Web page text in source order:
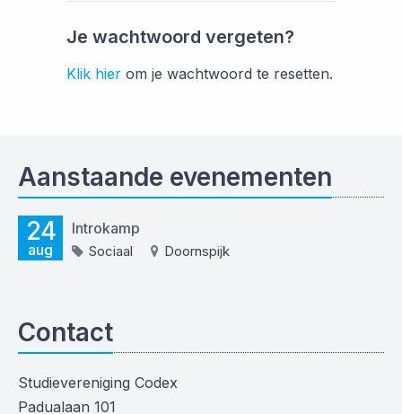
Je wachtwoord vergeten?
Klik hier om je wachtwoord te resetten.
Aanstaande evenementen
24
aug
Introkamp
Sociaal Doornspijk
Contact
Studievereniging Codex
Padualaan 101